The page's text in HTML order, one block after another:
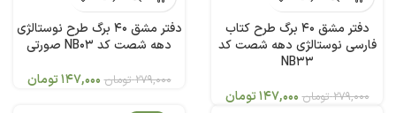
دفتر مشق 40 برگ طرح کتاب
فارسی نوستالژی دهه شصت کد
NB33
279,000 تومان 147,000تومان
دفتر مشق 40 برگ طرح نوستالژی
دهه شصت کد NB03 صورتی
279,000 تومان 147,000تومان